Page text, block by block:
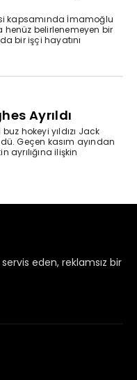
servis eden, reklamsız bir